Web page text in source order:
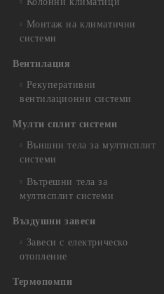
Монтаж на климатични
системи
Вентилация
Рекуперативни
вентилационни системи
Мулти сплит системи
Външни тела за мултисплит
системи
Вътрешни тела за
мултисплит системи
Въздушни завеси
Завеси с електрическо
отопление
Термопомпи